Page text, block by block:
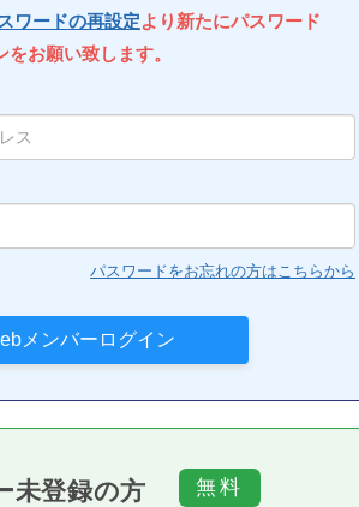
ワードの再設定より新たにパスワード
お願い致します。
パスワードをお忘れの方はこちらから
未登録の方